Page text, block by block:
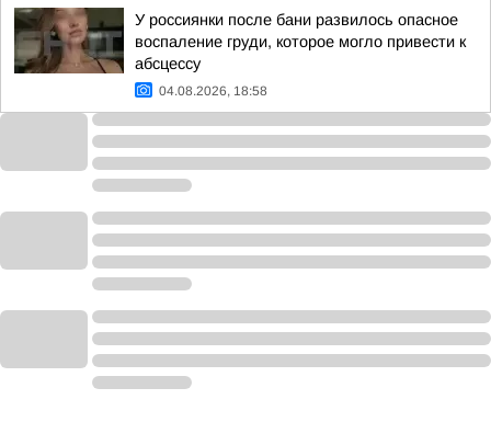
У россиянки после бани развилось опасное
воспаление груди, которое могло привести к
абсцессу
04.08.2026, 18:58